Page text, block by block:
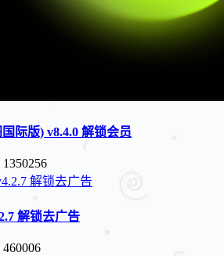
际版) v8.4.0 解锁会员
1350256
解锁去广告
460006